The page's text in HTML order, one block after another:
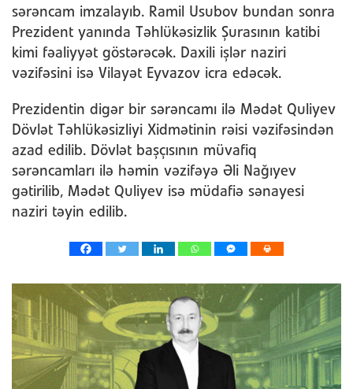
sərəncam imzalayıb. Ramil Usubov bundan sonra
Prezident yanında Təhlükəsizlik Şurasının katibi
kimi fəaliyyət göstərəcək. Daxili işlər naziri
vəzifəsini isə Vilayət Eyvazov icra edəcək.
Prezidentin digər bir sərəncamı ilə Mədət Quliyev
Dövlət Təhlükəsizliyi Xidmətinin rəisi vəzifəsindən
azad edilib. Dövlət başçısının müvafiq
sərəncamları ilə həmin vəzifəyə Əli Nağıyev
gətirilib, Mədət Quliyev isə müdafiə sənayesi
naziri təyin edilib.